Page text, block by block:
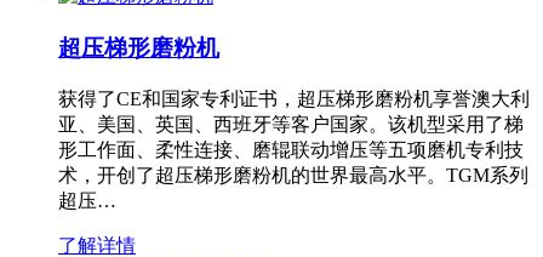
超压梯形磨粉机
获得了CE和国家专利证书，超压梯形磨粉机享誉澳大利
亚、美国、英国、西班牙等客户国家。该机型采用了梯
形工作面、柔性连接、磨辊联动增压等五项磨机专利技
术，开创了超压梯形磨粉机的世界最高水平。TGM系列
超压…
了解详情